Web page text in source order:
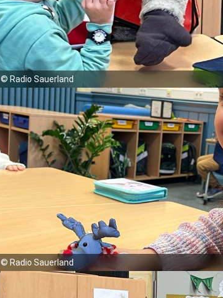
© Radio Sauerland
© Radio Sauerland